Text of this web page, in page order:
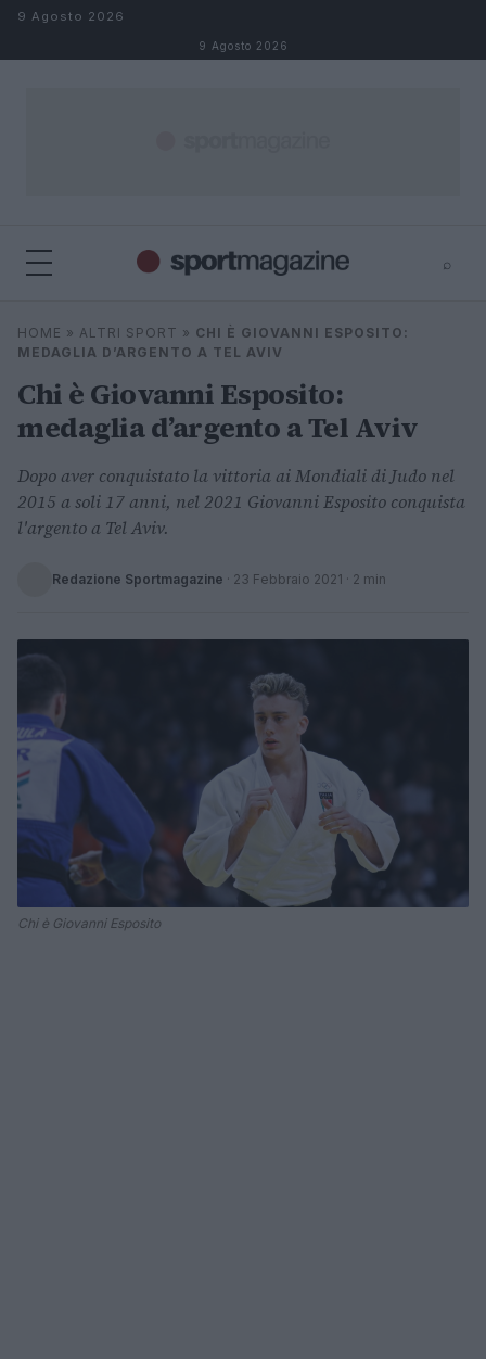
Salta al contenuto
9 Agosto 2026
9 Agosto 2026
⌕
Cerca
HOME » ALTRI SPORT » CHI È GIOVANNI ESPOSITO:
MEDAGLIA D’ARGENTO A TEL AVIV
Chi è Giovanni Esposito:
medaglia d’argento a Tel Aviv
Dopo aver conquistato la vittoria ai Mondiali di Judo nel
2015 a soli 17 anni, nel 2021 Giovanni Esposito conquista
l'argento a Tel Aviv.
Redazione Sportmagazine · 23 Febbraio 2021 · 2 min
Chi è Giovanni Esposito